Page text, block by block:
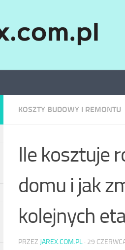
KOSZTY BUDOWY I REMONTU
Ile kosztuje
domu i jak
kolejnych
PRZEZ JAREX.COM.PL · 29